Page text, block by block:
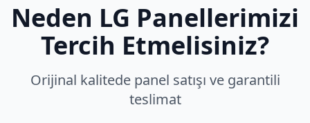
Neden LG Panellerimizi
Tercih Etmelisiniz?
Orijinal kalitede panel satışı ve garantili
teslimat